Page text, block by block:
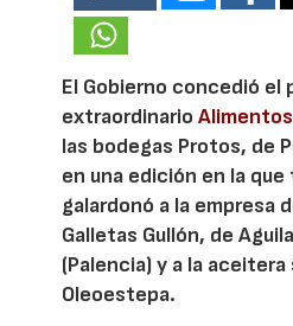
El Gobierno concedió el
extraordinario
las bodegas Protos, de
en una edición en la que
galardonó a la empresa
Galletas Gullón, de
(Palencia) y a la aceitera
Oleoestepa.